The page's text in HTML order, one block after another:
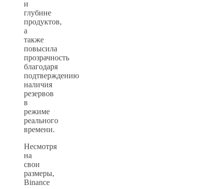
и
глубине
продуктов,
а
также
повысила
прозрачность
благодаря
подтверждению
наличия
резервов
в
режиме
реального
времени.
Несмотря
на
свои
размеры,
Binance